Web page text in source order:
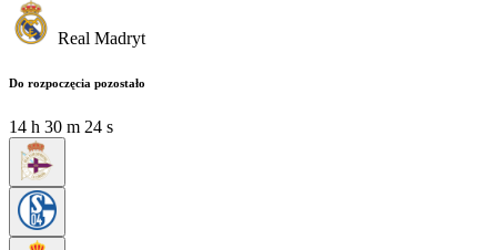
Real Madryt
Do rozpoczęcia pozostało
14 h 30 m 24 s